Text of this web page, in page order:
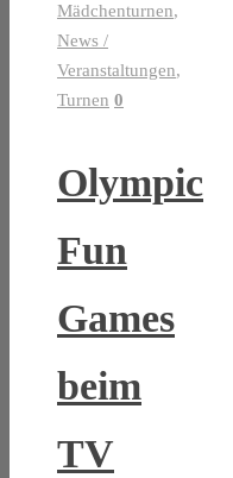
Mädchenturnen,
News /
Veranstaltungen,
Turnen 0
Olympic
Fun
Games
beim
TV